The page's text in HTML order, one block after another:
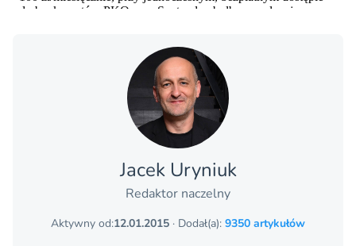
Jacek Uryniuk
Redaktor naczelny
Aktywny od:12.01.2015 · Dodał(a): 9350 artykułów